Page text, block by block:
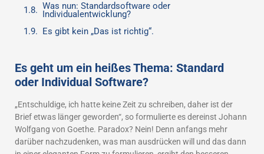
Was nun: Standardsoftware oder
Individualentwicklung?
Es gibt kein „Das ist richtig“.
Es geht um ein heißes Thema: Standard
oder Individual Software?
„Entschuldige, ich hatte keine Zeit zu schreiben, daher ist der
Brief etwas länger geworden“, so formulierte es dereinst Johann
Wolfgang von Goethe. Paradox? Nein! Denn anfangs mehr
darüber nachzudenken, was man ausdrücken will und das dann